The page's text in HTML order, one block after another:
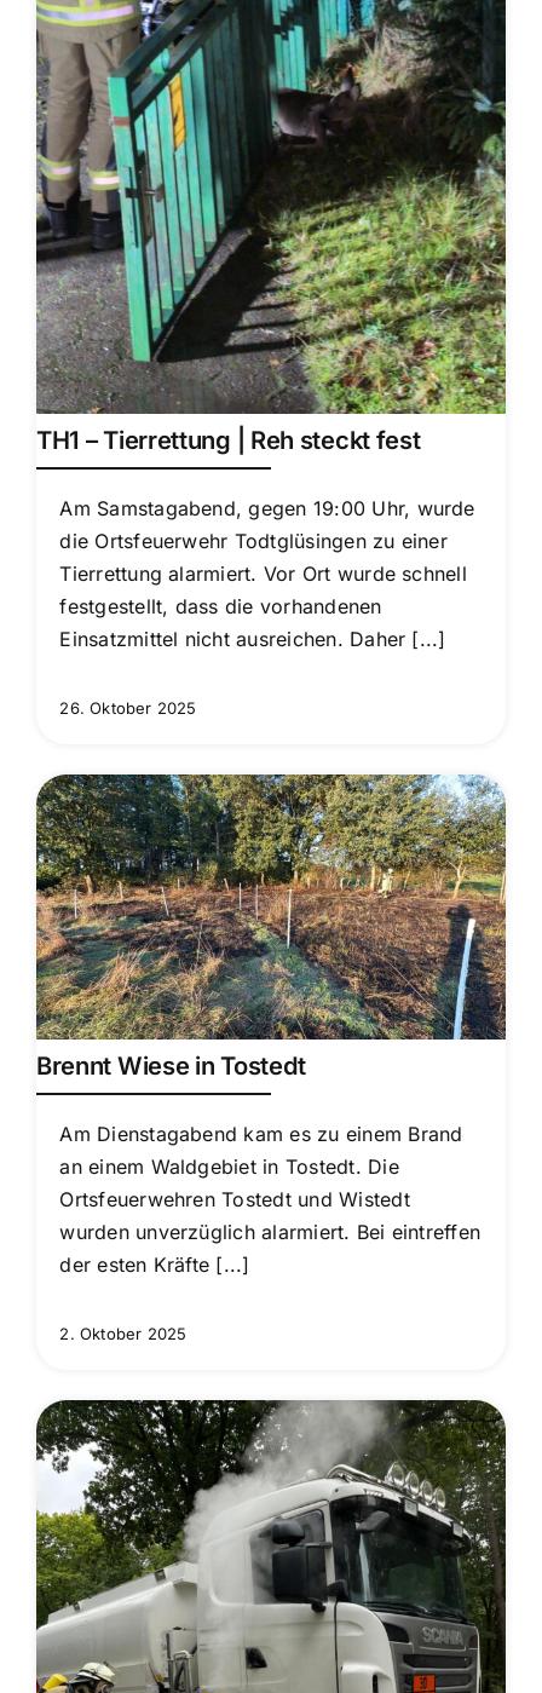
TH1 – Tierrettung | Reh steckt fest
Am Samstagabend, gegen 19:00 Uhr, wurde
die Ortsfeuerwehr Todtglüsingen zu einer
Tierrettung alarmiert. Vor Ort wurde schnell
festgestellt, dass die vorhandenen
Einsatzmittel nicht ausreichen. Daher [...]
26. Oktober 2025
Brennt Wiese in Tostedt
Am Dienstagabend kam es zu einem Brand
an einem Waldgebiet in Tostedt. Die
Ortsfeuerwehren Tostedt und Wistedt
wurden unverzüglich alarmiert. Bei eintreffen
der esten Kräfte [...]
2. Oktober 2025